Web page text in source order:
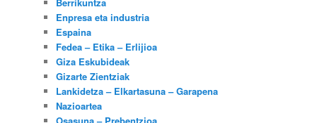
Enpresa eta industria
Espaina
Fedea – Etika – Erlijioa
Giza Eskubideak
Gizarte Zientziak
Lankidetza – Elkartasuna – Garapena
Nazioartea